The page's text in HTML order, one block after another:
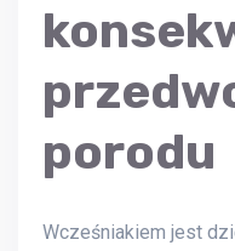
porodu
Wcześniakiem jest